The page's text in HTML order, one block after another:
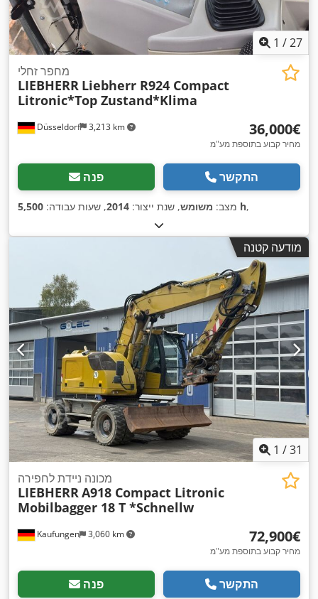
1 /27
Düsseldorf 3,213 km
מחפר זחלי
LIEBHERR Liebherr R924 Compact
Litronic*Top Zustand*Klima
‏36,000 ‏€
מחיר קבוע בתוספת מע"מ
פנה התקשר
מצב: משומש, שנת ייצור: 2014, שעות עבודה: 5,500 h,
מודעה קטנה
1 /31
Kaufungen 3,060 km
מכונה ניידת לחפירה
LIEBHERRA918 Compact Litronic
Mobilbagger 18 T *Schnellw
‏72,900 ‏€
מחיר קבוע בתוספת מע"מ
פנה התקשר